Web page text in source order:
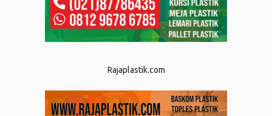
Rajaplastik.com